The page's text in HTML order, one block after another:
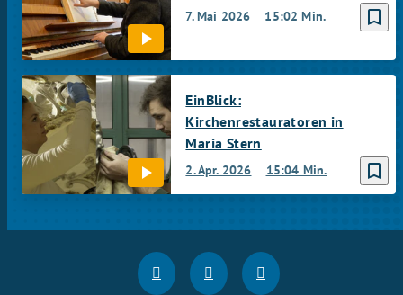
bookmark_border
7. Mai 2026 15:02 Min.
bookmark_border
2. Apr. 2026 15:04 Min.
EinBlick:
Kirchenrestauratoren in
Maria Stern